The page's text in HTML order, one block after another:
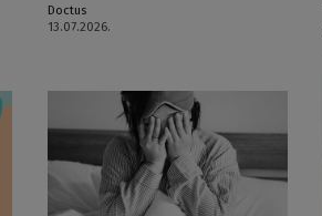
Doctus
13.07.2026.